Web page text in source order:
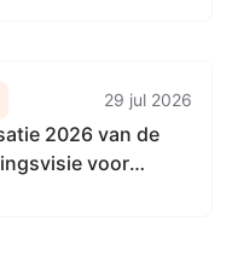
29 jul 2026
2026 van de
voor